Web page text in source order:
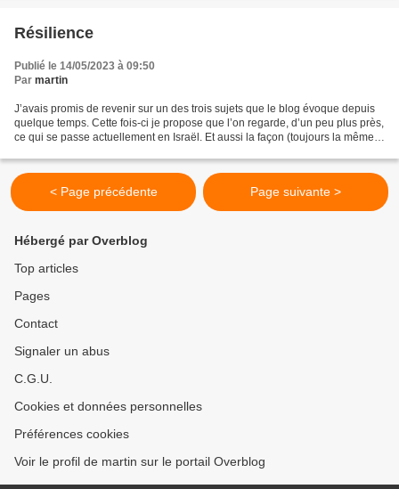
Résilience
Publié le 14/05/2023 à 09:50
Par martin
J’avais promis de revenir sur un des trois sujets que le blog évoque depuis
quelque temps. Cette fois-ci je propose que l’on regarde, d’un peu plus près,
ce qui se passe actuellement en Israël. Et aussi la façon (toujours la même
< Page précédente Page suivante >
Hébergé par Overblog
Top articles
Pages
Contact
Signaler un abus
C.G.U.
Cookies et données personnelles
Préférences cookies
Voir le profil de martin sur le portail Overblog